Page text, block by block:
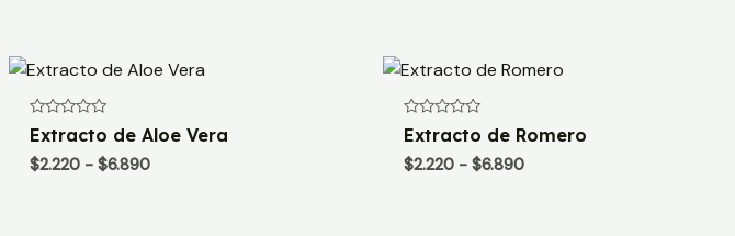
Valorado
con
0
de
Extracto de Aloe Vera
$2.220 - $6.890Rango
Valorado
con
0
de
Extracto de Romero
$2.220 - $6.890Rango